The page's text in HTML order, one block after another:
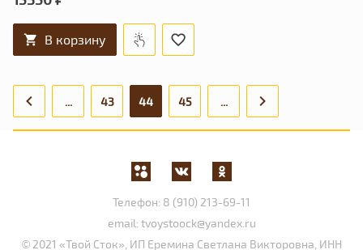
В корзину
... 43 44 45 ...
Телефон: 8 (910) 213-69-11
email: tvoystoock@yandex.ru
© 2021 «Твой Сток», ИП Еремина Светлана Викторовна, ИНН